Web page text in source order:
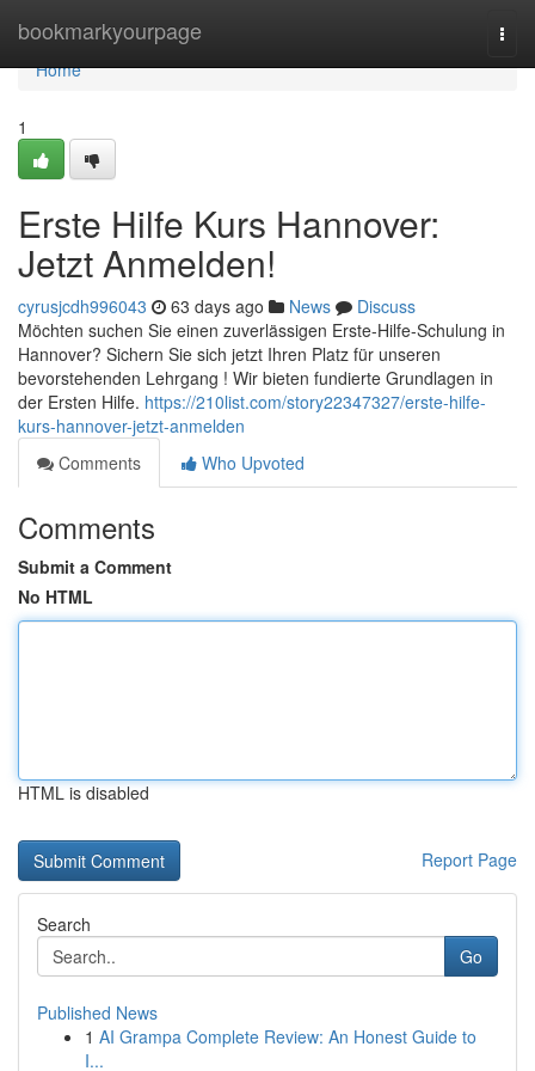
bookmarkyourpage
Home
Home
1
Erste Hilfe Kurs Hannover:
Jetzt Anmelden!
cyrusjcdh996043 63 days ago News
Discuss
Möchten suchen Sie einen zuverlässigen Erste-Hilfe-Schulung in
Hannover? Sichern Sie sich jetzt Ihren Platz für unseren
bevorstehenden Lehrgang ! Wir bieten fundierte Grundlagen in
der Ersten Hilfe. https://210list.com/story22347327/erste-hilfe-
kurs-hannover-jetzt-anmelden
Comments
Who Upvoted
Comments
Submit a Comment
No HTML
HTML is disabled
Report Page
Search
Go
Published News
1 AI Grampa Complete Review: An Honest Guide to
I...